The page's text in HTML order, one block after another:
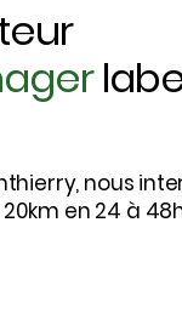
nous
en 24 à